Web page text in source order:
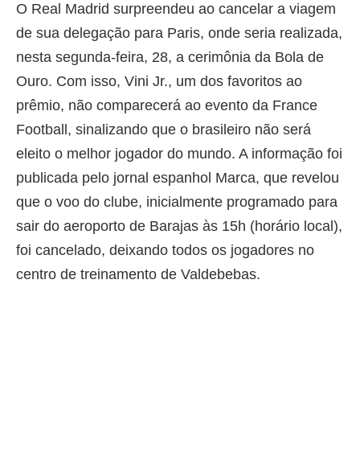
O Real Madrid surpreendeu ao cancelar a viagem
de sua delegação para Paris, onde seria realizada,
nesta segunda-feira, 28, a cerimônia da Bola de
Ouro. Com isso, Vini Jr., um dos favoritos ao
prêmio, não comparecerá ao evento da France
Football, sinalizando que o brasileiro não será
eleito o melhor jogador do mundo. A informação foi
publicada pelo jornal espanhol Marca, que revelou
que o voo do clube, inicialmente programado para
sair do aeroporto de Barajas às 15h (horário local),
foi cancelado, deixando todos os jogadores no
centro de treinamento de Valdebebas.